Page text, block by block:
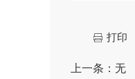
打印
上一条： 无